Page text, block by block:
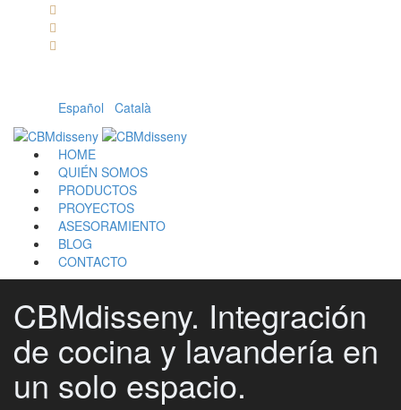
Español Català
HOME
QUIÉN SOMOS
PRODUCTOS
PROYECTOS
ASESORAMIENTO
BLOG
CONTACTO
CBMdisseny. Integración
de cocina y lavandería en
un solo espacio.